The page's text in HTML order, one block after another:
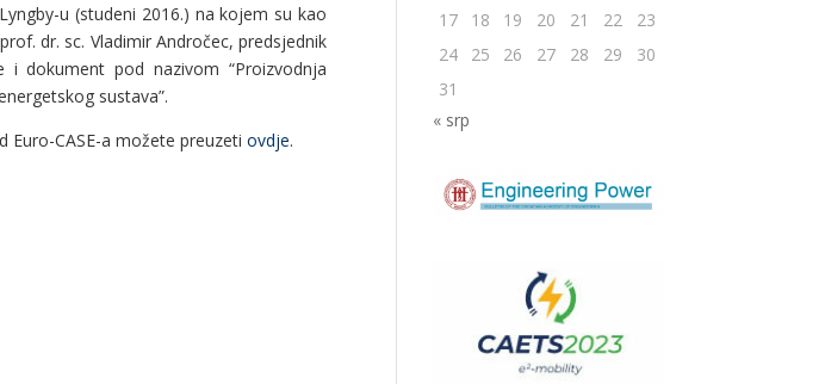
u (studeni 2016.) na kojem su kao
dr. sc. Vladimir Andročec, predsjednik
dokument pod nazivom “Proizvodnja
sustava”.
Euro-CASE-a možete preuzetiovdje.
17
18 19 20 21 22
23
24
25 26 27 28 29
30
31
« srp